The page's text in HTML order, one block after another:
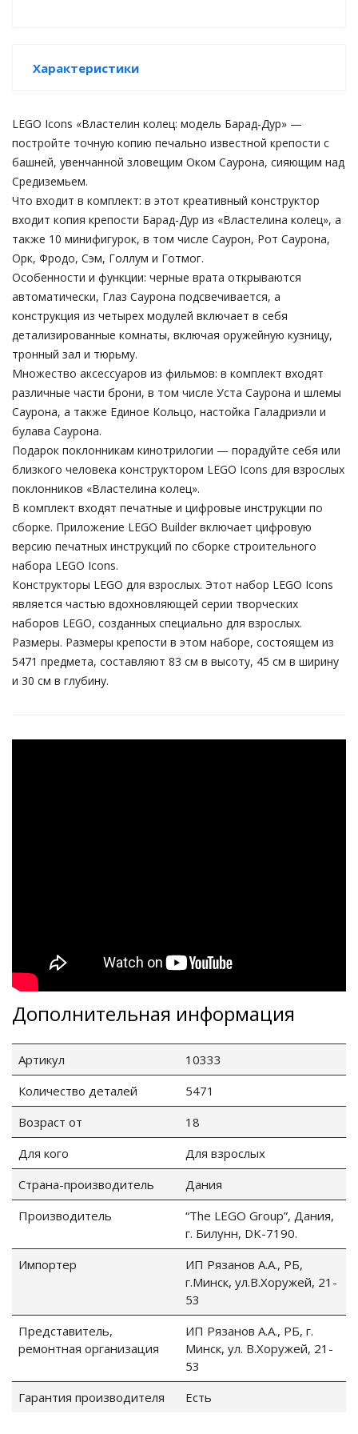
Характеристики
LEGO Icons «Властелин колец: модель Барад-Дур» —
постройте точную копию печально известной крепости с
башней, увенчанной зловещим Оком Саурона, сияющим над
Средиземьем.
Что входит в комплект: в этот креативный конструктор
входит копия крепости Барад-Дур из «Властелина колец», а
также 10 минифигурок, в том числе Саурон, Рот Саурона,
Орк, Фродо, Сэм, Голлум и Готмог.
Особенности и функции: черные врата открываются
автоматически, Глаз Саурона подсвечивается, а
конструкция из четырех модулей включает в себя
детализированные комнаты, включая оружейную кузницу,
тронный зал и тюрьму.
Множество аксессуаров из фильмов: в комплект входят
различные части брони, в том числе Уста Саурона и шлемы
Саурона, а также Единое Кольцо, настойка Галадриэли и
булава Саурона.
Подарок поклонникам кинотрилогии — порадуйте себя или
близкого человека конструктором LEGO Icons для взрослых
поклонников «Властелина колец».
В комплект входят печатные и цифровые инструкции по
сборке. Приложение LEGO Builder включает цифровую
версию печатных инструкций по сборке строительного
набора LEGO Icons.
Конструкторы LEGO для взрослых. Этот набор LEGO Icons
является частью вдохновляющей серии творческих
наборов LEGO, созданных специально для взрослых.
Размеры. Размеры крепости в этом наборе, состоящем из
5471 предмета, составляют 83 см в высоту, 45 см в ширину
и 30 см в глубину.
Дополнительная информация
Артикул
10333
Количество деталей
5471
Возраст от
18
Для кого
Для взрослых
Страна-производитель
Дания
Производитель
“The LEGO Group”, Дания,
г. Билунн, DK-7190.
Импортер
ИП Рязанов А.А., РБ,
г.Минск, ул.В.Хоружей, 21-
53
Представитель,
ремонтная организация
ИП Рязанов А.А., РБ, г.
Минск, ул. В.Хоружей, 21-
53
Гарантия производителя
Есть